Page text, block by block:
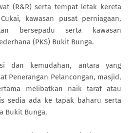
(R&R) serta tempat letak kereta
kawasan pusat perniagaan,
bersepadu serta kawasan
(PKS) Bukit Bunga.
dan kemudahan, antara yang
Penerangan Pelancongan, masjid,
melibatkan naik taraf atau
sedia ada ke tapak baharu serta
Bukit Bunga.